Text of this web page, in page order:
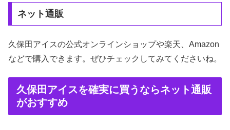
ネット通販
久保田アイスの公式オンラインショップや楽天、Amazon
などで購入できます。ぜひチェックしてみてくださいね。
久保田アイスを確実に買うならネット通販
がおすすめ